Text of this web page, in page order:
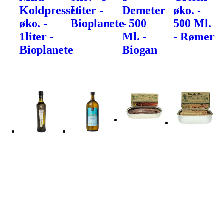
Koldpresset
øko. -
1liter -
Bioplanete
Liter -
Bioplanete
Demeter
- 500
Ml. -
Biogan
øko. -
500 Ml.
- Rømer